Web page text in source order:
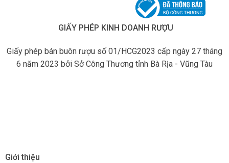
GIẤY PHÉP KINH DOANH RƯỢU
Giấy phép bán buôn rượu số 01/HCG2023 cấp ngày 27 tháng
6 năm 2023 bởi Sở Công Thương tỉnh Bà Rịa - Vũng Tàu
Giới thiệu